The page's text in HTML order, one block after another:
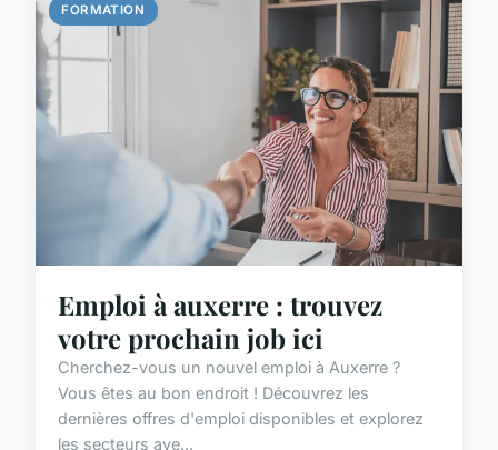
FORMATION
Emploi à auxerre : trouvez
votre prochain job ici
Cherchez-vous un nouvel emploi à Auxerre ?
Vous êtes au bon endroit ! Découvrez les
dernières offres d'emploi disponibles et explorez
les secteurs ave...